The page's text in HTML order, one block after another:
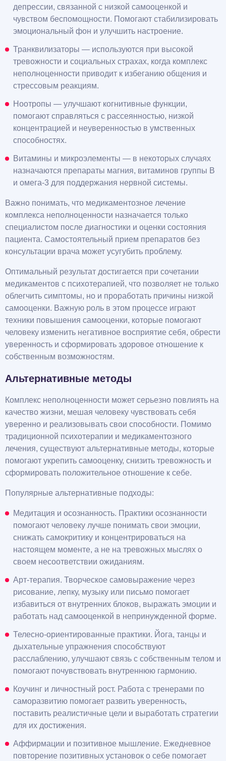
депрессии, связанной с низкой самооценкой и
чувством беспомощности. Помогают стабилизировать
эмоциональный фон и улучшить настроение.
Транквилизаторы — используются при высокой
тревожности и социальных страхах, когда комплекс
неполноценности приводит к избеганию общения и
стрессовым реакциям.
Ноотропы — улучшают когнитивные функции,
помогают справляться с рассеянностью, низкой
концентрацией и неуверенностью в умственных
способностях.
Витамины и микроэлементы — в некоторых случаях
назначаются препараты магния, витаминов группы B
и омега-3 для поддержания нервной системы.
Важно понимать, что медикаментозное лечение
комплекса неполноценности назначается только
специалистом после диагностики и оценки состояния
пациента. Самостоятельный прием препаратов без
консультации врача может усугубить проблему.
Оптимальный результат достигается при сочетании
медикаментов с психотерапией, что позволяет не только
облегчить симптомы, но и проработать причины низкой
самооценки. Важную роль в этом процессе играют
техники повышения самооценки, которые помогают
человеку изменить негативное восприятие себя, обрести
уверенность и сформировать здоровое отношение к
собственным возможностям.
Альтернативные методы
Комплекс неполноценности может серьезно повлиять на
качество жизни, мешая человеку чувствовать себя
уверенно и реализовывать свои способности. Помимо
традиционной психотерапии и медикаментозного
лечения, существуют альтернативные методы, которые
помогают укрепить самооценку, снизить тревожность и
сформировать положительное отношение к себе.
Популярные альтернативные подходы:
Медитация и осознанность. Практики осознанности
помогают человеку лучше понимать свои эмоции,
снижать самокритику и концентрироваться на
настоящем моменте, а не на тревожных мыслях о
своем несоответствии ожиданиям.
Арт-терапия. Творческое самовыражение через
рисование, лепку, музыку или письмо помогает
избавиться от внутренних блоков, выражать эмоции и
работать над самооценкой в непринужденной форме.
Телесно-ориентированные практики. Йога, танцы и
дыхательные упражнения способствуют
расслаблению, улучшают связь с собственным телом и
помогают почувствовать внутреннюю гармонию.
Коучинг и личностный рост. Работа с тренерами по
саморазвитию помогает развить уверенность,
поставить реалистичные цели и выработать стратегии
для их достижения.
Аффирмации и позитивное мышление. Ежедневное
повторение позитивных установок о себе помогает